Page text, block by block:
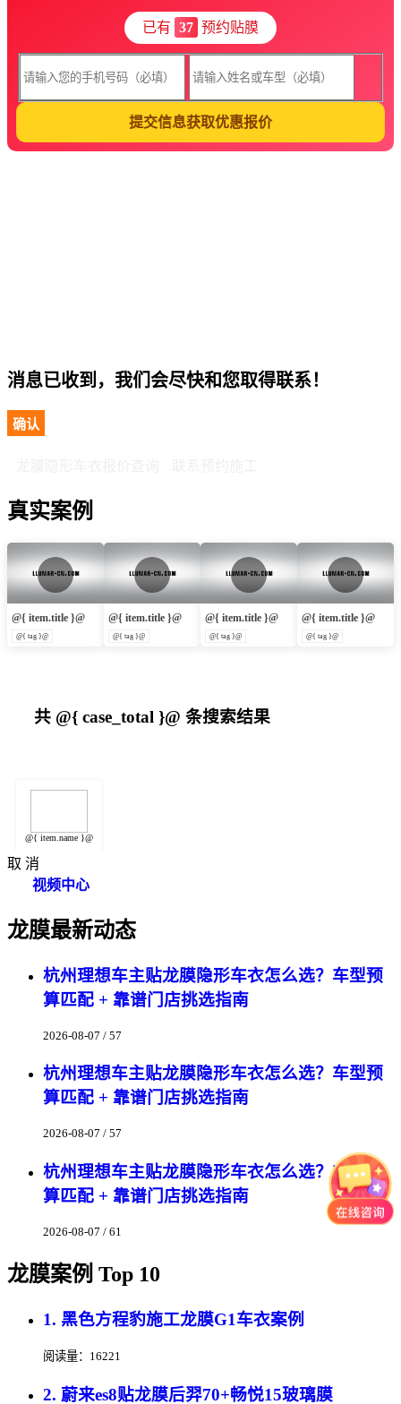
已有 37 预约贴膜
提交信息获取优惠报价
消息已收到，我们会尽快和您取得联系！
确认
真实案例
@{ item.title }@
@{ tag }@
@{ item.title }@
@{ tag }@
@{ item.title }@
@{ tag }@
@{ item.title }@
@{ tag }@
共 @{ case_total }@ 条搜索结果
@{ item.name }@
取 消
视频中心
龙膜最新动态
杭州理想车主贴龙膜隐形车衣怎么选？车型预
算匹配 + 靠谱门店挑选指南
2026-08-07 / 57
杭州理想车主贴龙膜隐形车衣怎么选？车型预
算匹配 + 靠谱门店挑选指南
2026-08-07 / 57
杭州理想车主贴龙膜隐形车衣怎么选？车型预
算匹配 + 靠谱门店挑选指南
2026-08-07 / 61
龙膜案例 Top 10
1. 黑色方程豹施工龙膜G1车衣案例
阅读量：16221
2. 蔚来es8贴龙膜后羿70+畅悦15玻璃膜